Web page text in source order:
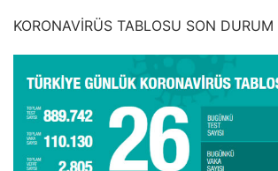
KORONAVİRÜS TABLOSU SON DURUM